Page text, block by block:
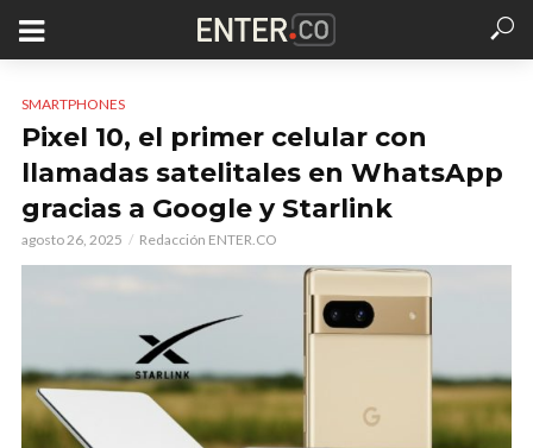
SMARTPHONES
Pixel 10, el primer celular con
llamadas satelitales en WhatsApp
gracias a Google y Starlink
agosto 26, 2025 Redacción ENTER.CO